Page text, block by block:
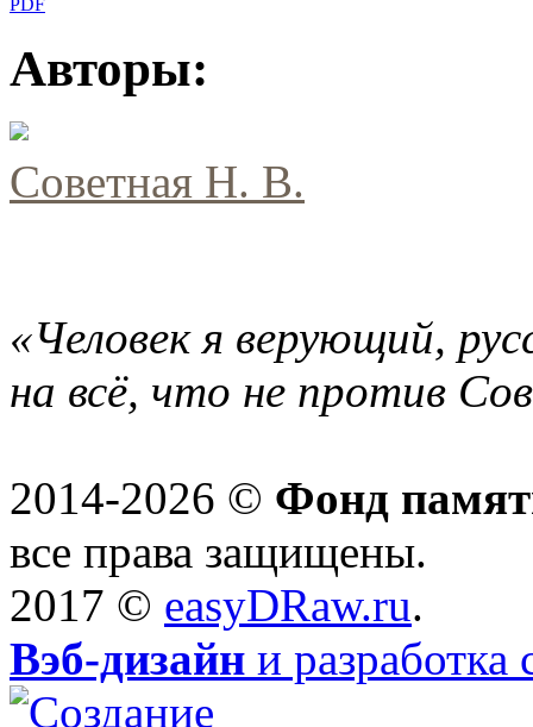
Авторы:
Советная Н. В.
«Человек я верующий,
на всё, что не против
2014-2026 © Фонд
все права защищены.
2017 © easyDRaw.ru.
Вэб-дизайн и разработка